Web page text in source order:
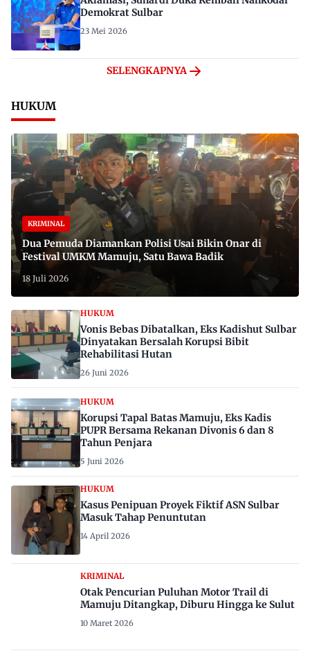
Demokrat Sulbar
23 Mei 2026
SELENGKAPNYA
HUKUM
KRIMINAL
Dua Pemuda Diamankan Polisi Usai Bikin Onar di
Festival UMKM Mamuju, Satu Bawa Badik
18 Juli 2026
HUKUM
Vonis Bebas Dibatalkan, Eks Kadishut Sulbar
Dinyatakan Bersalah Korupsi Bibit
Rehabilitasi Hutan
26 Juni 2026
HUKUM
Korupsi Tapal Batas Mamuju, Eks Kadis
PUPR Bersama Rekanan Divonis 6 dan 8
Tahun Penjara
5 Juni 2026
HUKUM
Kasus Penipuan Proyek Fiktif ASN Sulbar
Masuk Tahap Penuntutan
14 April 2026
KRIMINAL
Otak Pencurian Puluhan Motor Trail di
Mamuju Ditangkap, Diburu Hingga ke Sulut
10 Maret 2026